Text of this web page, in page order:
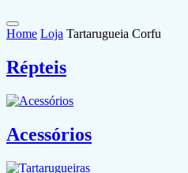
Home Loja Tartarugueia Corfu
Répteis
Acessórios